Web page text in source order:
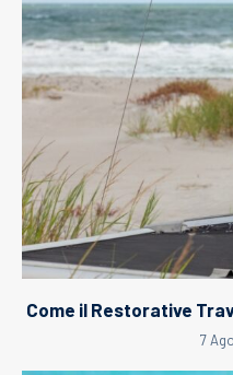
Come il Restorative
7